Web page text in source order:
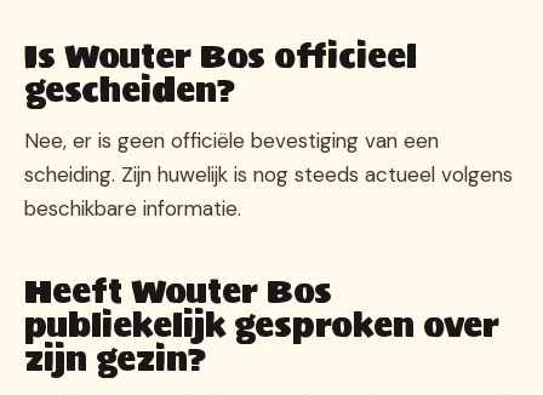
Is Wouter Bos officieel
gescheiden?
Nee, er is geen officiële bevestiging van een
scheiding. Zijn huwelijk is nog steeds actueel volgens
beschikbare informatie.
Heeft Wouter Bos
publiekelijk gesproken over
zijn gezin?